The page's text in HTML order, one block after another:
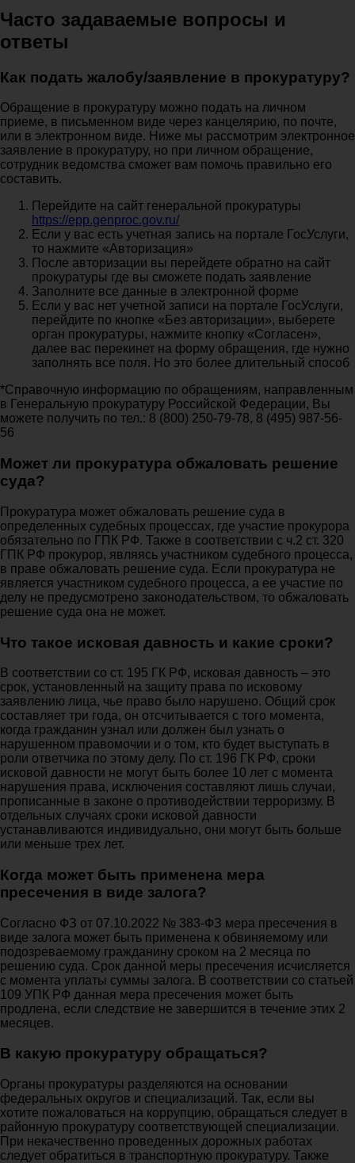
Часто задаваемые вопросы и
ответы
Как подать жалобу/заявление в прокуратуру?
Обращение в прокуратуру можно подать на личном
приеме, в письменном виде через канцелярию, по почте,
или в электронном виде. Ниже мы рассмотрим электронное
заявление в прокуратуру, но при личном обращение,
сотрудник ведомства сможет вам помочь правильно его
составить.
Перейдите на сайт генеральной прокуратуры
https://epp.genproc.gov.ru/
Если у вас есть учетная запись на портале ГосУслуги,
то нажмите «Авторизация»
После авторизации вы перейдете обратно на сайт
прокуратуры где вы сможете подать заявление
Заполните все данные в электронной форме
Если у вас нет учетной записи на портале ГосУслуги,
перейдите по кнопке «Без авторизации», выберете
орган прокуратуры, нажмите кнопку «Согласен»,
далее вас перекинет на форму обращения, где нужно
заполнять все поля. Но это более длительный способ
*Справочную информацию по обращениям, направленным
в Генеральную прокуратуру Российской Федерации, Вы
можете получить по тел.: 8 (800) 250-79-78, 8 (495) 987-56-
56
Может ли прокуратура обжаловать решение
суда?
Прокуратура может обжаловать решение суда в
определенных судебных процессах, где участие прокурора
обязательно по ГПК РФ. Также в соответствии с ч.2 ст. 320
ГПК РФ прокурор, являясь участником судебного процесса,
в праве обжаловать решение суда. Если прокуратура не
является участником судебного процесса, а ее участие по
делу не предусмотрено законодательством, то обжаловать
решение суда она не может.
Что такое исковая давность и какие сроки?
В соответствии со ст. 195 ГК РФ, исковая давность – это
срок, установленный на защиту права по исковому
заявлению лица, чье право было нарушено. Общий срок
составляет три года, он отсчитывается с того момента,
когда гражданин узнал или должен был узнать о
нарушенном правомочии и о том, кто будет выступать в
роли ответчика по этому делу. По ст. 196 ГК РФ, сроки
исковой давности не могут быть более 10 лет с момента
нарушения права, исключения составляют лишь случаи,
прописанные в законе о противодействии терроризму. В
отдельных случаях сроки исковой давности
устанавливаются индивидуально, они могут быть больше
или меньше трех лет.
Когда может быть применена мера
пресечения в виде залога?
Согласно ФЗ от 07.10.2022 № 383-ФЗ мера пресечения в
виде залога может быть применена к обвиняемому или
подозреваемому гражданину сроком на 2 месяца по
решению суда. Срок данной меры пресечения исчисляется
с момента уплаты суммы залога. В соответствии со статьей
109 УПК РФ данная мера пресечения может быть
продлена, если следствие не завершится в течение этих 2
месяцев.
В какую прокуратуру обращаться?
Органы прокуратуры разделяются на основании
федеральных округов и специализаций. Так, если вы
хотите пожаловаться на коррупцию, обращаться следует в
районную прокуратуру соответствующей специализации.
При некачественно проведенных дорожных работах
следует обратиться в транспортную прокуратуру. Также